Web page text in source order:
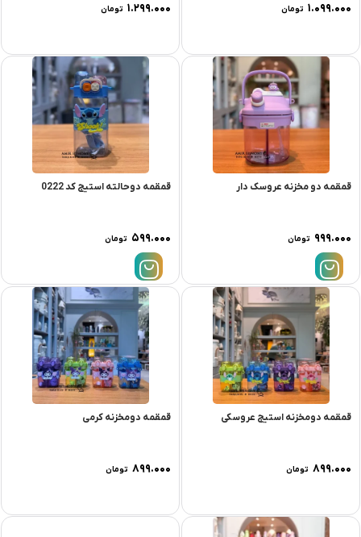
۱.۰۹۹.۰۰۰ تومان ۱.۲۹۹.۰۰۰ تومان
قمقمه دو مخزنه عروسک دار
۹۹۹.۰۰۰ تومان
قمقمه دوحالته استیج کد 0222
۵۹۹.۰۰۰ تومان
قمقمه دومخزنه استیج عروسکی
۸۹۹.۰۰۰ تومان
قمقمه دومخزنه کرمی
۸۹۹.۰۰۰ تومان